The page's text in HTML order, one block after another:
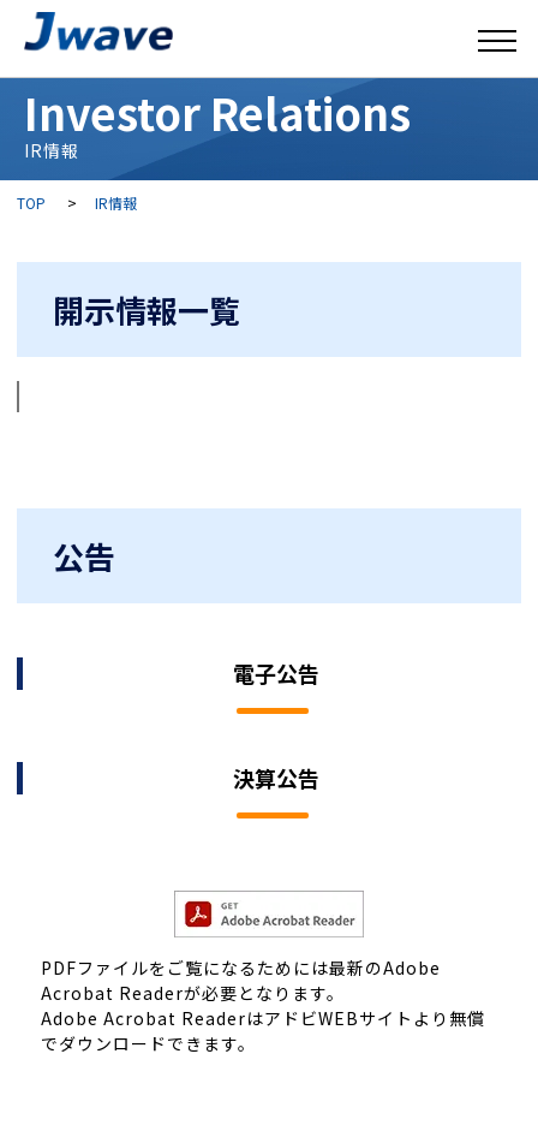
Investor Relations
IR情報
TOP > IR情報
開示情報一覧
公告
電子公告
決算公告
PDFファイルをご覧になるためには最新のAdobe
Acrobat Readerが必要となります。
Adobe Acrobat ReaderはアドビWEBサイトより無償
でダウンロードできます。